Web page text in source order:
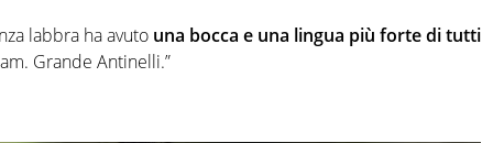
labbra ha avuto una bocca e una lingua più forte di tutti
Grande Antinelli.”